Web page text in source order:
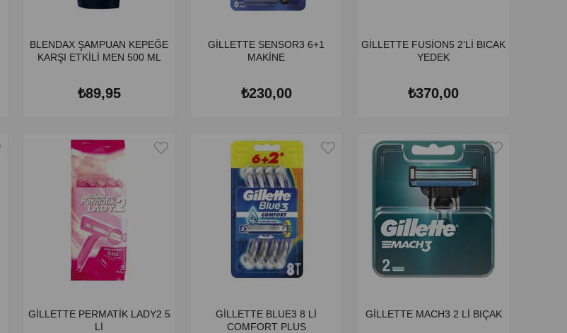
BLENDAX ŞAMPUAN KEPEĞE
KARŞI ETKİLİ MEN 500 ML
₺89,95
GİLLETTE SENSOR3 6+1
MAKİNE
₺230,00
GİLLETTE FUSİON5 2‘Lİ BICAK
YEDEK
₺370,00
GİLLETTE PERMATİK LADY2 5
Lİ
GİLLETTE BLUE3 8 Lİ
COMFORT PLUS
GİLLETTE MACH3 2 Lİ BIÇAK